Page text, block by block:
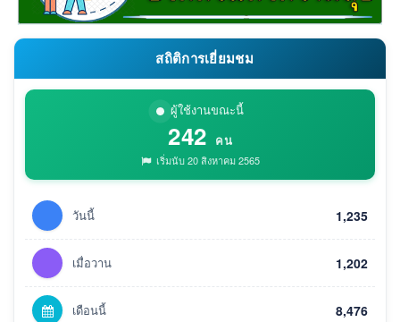
สถิติการเยี่ยมชม
ผู้ใช้งานขณะนี้
242 คน
เริ่มนับ 20 สิงหาคม 2565
วันนี้ 1,235
เมื่อวาน 1,202
เดือนนี้ 8,476